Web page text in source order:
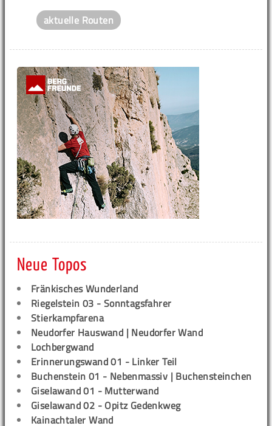
aktuelle Routen
Neue Topos
Fränkisches Wunderland
Riegelstein 03 - Sonntagsfahrer
Stierkampfarena
Neudorfer Hauswand | Neudorfer Wand
Lochbergwand
Erinnerungswand 01 - Linker Teil
Buchenstein 01 - Nebenmassiv | Buchensteinchen
Giselawand 01 - Mutterwand
Giselawand 02 - Opitz Gedenkweg
Kainachtaler Wand